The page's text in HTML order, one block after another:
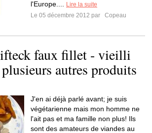
l'Europe....
Lire la suite
Le 05 décembre 2012 par
Copeau
faux fillet - vieilli
autres produits
J'en ai déjà parlé avant; je suis
végétarienne mais mon homme ne
l'ait pas et ma famille non plus! Ils
sont des amateurs de viandes au